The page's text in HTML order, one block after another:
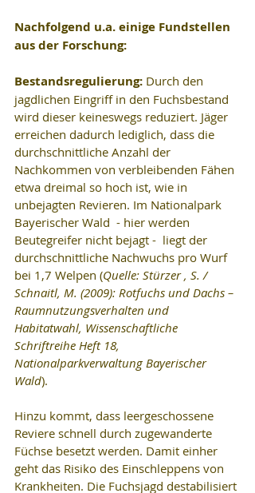
Nachfolgend u.a. einige Fundstellen
aus der Forschung:
Bestandsregulierung: Durch den
jagdlichen Eingriff in den Fuchsbestand
wird dieser keineswegs reduziert. Jäger
erreichen dadurch lediglich, dass die
durchschnittliche Anzahl der
Nachkommen von verbleibenden Fähen
etwa dreimal so hoch ist, wie in
unbejagten Revieren. Im Nationalpark
Bayerischer Wald  - hier werden
Beutegreifer nicht bejagt -  liegt der
durchschnittliche Nachwuchs pro Wurf
bei 1,7 Welpen (Quelle: Stürzer , S. /
Schnaitl, M. (2009): Rotfuchs und Dachs –
Raumnutzungsverhalten und
Habitatwahl, Wissenschaftliche
Schriftreihe Heft 18,
Nationalparkverwaltung Bayerischer
Wald).
Hinzu kommt, dass leergeschossene
Reviere schnell durch zugewanderte
Füchse besetzt werden. Damit einher
geht das Risiko des Einschleppens von
Krankheiten. Die Fuchsjagd destabilisiert